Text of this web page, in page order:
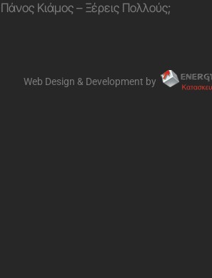
Πάνος Κιάμος – Ξέρεις Πολλούς;
Web Design & Development by